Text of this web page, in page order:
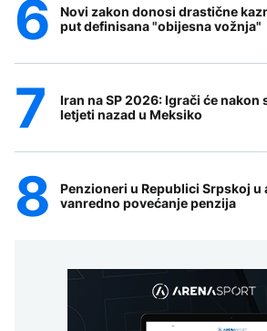
Novi zakon donosi drastične
put definisana "obijesna vožnja"
Iran na SP 2026: Igrači će nakon
letjeti nazad u Meksiko
Penzioneri u Republici Srpskoj u
vanredno povećanje penzija